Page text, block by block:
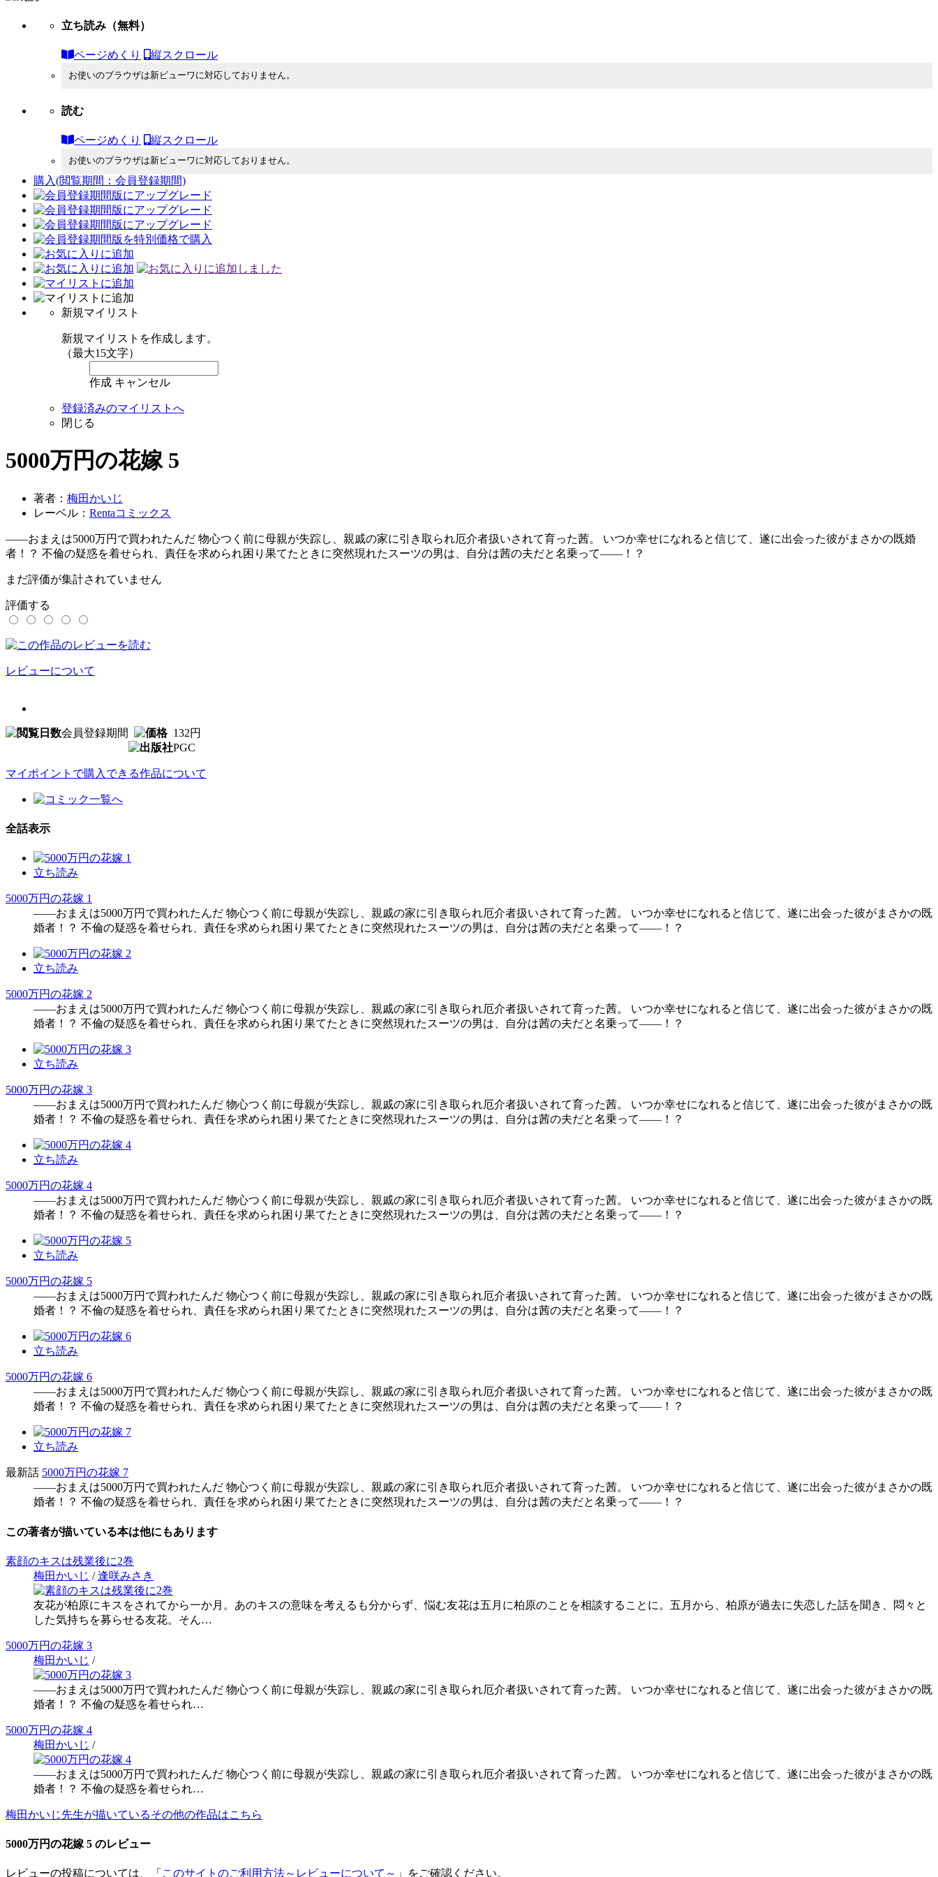
立ち読み （無料）
ページめくり 縦スクロール
お使いのブラウザは新ビューワに対応しておりません。
読む
ページめくり 縦スクロール
お使いのブラウザは新ビューワに対応しておりません。
購入(閲覧期間：会員登録期間)
新規マイリスト
新規マイリストを作成します。
（最大15文字）
作成 キャンセル
登録済みのマイリストへ
閉じる
5000万円の花嫁 5
著者： 梅田かいじ
レーベル： Rentaコミックス
――おまえは5000万円で買われたんだ 物心つく前に母親が失踪し、親戚の家に引き取られ厄介者扱いされて育った茜。 いつか幸せになれると信じて、遂に出会った彼がまさかの既婚
者！？ 不倫の疑惑を着せられ、責任を求められ困り果てたときに突然現れたスーツの男は、自分は茜の夫だと名乗って――！？
まだ評価が集計されていません
評価する
レビューについて
会員登録期間
132円
PGC
マイポイントで購入できる作品について
全話表示
立ち読み
5000万円の花嫁 1
――おまえは5000万円で買われたんだ 物心つく前に母親が失踪し、親戚の家に引き取られ厄介者扱いされて育った茜。 いつか幸せになれると信じて、遂に出会った彼がまさかの既
婚者！？ 不倫の疑惑を着せられ、責任を求められ困り果てたときに突然現れたスーツの男は、自分は茜の夫だと名乗って――！？
立ち読み
5000万円の花嫁 2
――おまえは5000万円で買われたんだ 物心つく前に母親が失踪し、親戚の家に引き取られ厄介者扱いされて育った茜。 いつか幸せになれると信じて、遂に出会った彼がまさかの既
婚者！？ 不倫の疑惑を着せられ、責任を求められ困り果てたときに突然現れたスーツの男は、自分は茜の夫だと名乗って――！？
立ち読み
5000万円の花嫁 3
――おまえは5000万円で買われたんだ 物心つく前に母親が失踪し、親戚の家に引き取られ厄介者扱いされて育った茜。 いつか幸せになれると信じて、遂に出会った彼がまさかの既
婚者！？ 不倫の疑惑を着せられ、責任を求められ困り果てたときに突然現れたスーツの男は、自分は茜の夫だと名乗って――！？
立ち読み
5000万円の花嫁 4
――おまえは5000万円で買われたんだ 物心つく前に母親が失踪し、親戚の家に引き取られ厄介者扱いされて育った茜。 いつか幸せになれると信じて、遂に出会った彼がまさかの既
婚者！？ 不倫の疑惑を着せられ、責任を求められ困り果てたときに突然現れたスーツの男は、自分は茜の夫だと名乗って――！？
立ち読み
5000万円の花嫁 5
――おまえは5000万円で買われたんだ 物心つく前に母親が失踪し、親戚の家に引き取られ厄介者扱いされて育った茜。 いつか幸せになれると信じて、遂に出会った彼がまさかの既
婚者！？ 不倫の疑惑を着せられ、責任を求められ困り果てたときに突然現れたスーツの男は、自分は茜の夫だと名乗って――！？
立ち読み
5000万円の花嫁 6
――おまえは5000万円で買われたんだ 物心つく前に母親が失踪し、親戚の家に引き取られ厄介者扱いされて育った茜。 いつか幸せになれると信じて、遂に出会った彼がまさかの既
婚者！？ 不倫の疑惑を着せられ、責任を求められ困り果てたときに突然現れたスーツの男は、自分は茜の夫だと名乗って――！？
立ち読み
最新話 5000万円の花嫁 7
――おまえは5000万円で買われたんだ 物心つく前に母親が失踪し、親戚の家に引き取られ厄介者扱いされて育った茜。 いつか幸せになれると信じて、遂に出会った彼がまさかの既
婚者！？ 不倫の疑惑を着せられ、責任を求められ困り果てたときに突然現れたスーツの男は、自分は茜の夫だと名乗って――！？
この著者が描いている本は他にもあります
素顔のキスは残業後に2巻
梅田かいじ /逢咲みさき
友花が柏原にキスをされてから一か月。あのキスの意味を考えるも分からず、悩む友花は五月に柏原のことを相談することに。五月から、柏原が過去に失恋した話を聞き、悶々と
した気持ちを募らせる友花。そん…
5000万円の花嫁 3
梅田かいじ /
――おまえは5000万円で買われたんだ 物心つく前に母親が失踪し、親戚の家に引き取られ厄介者扱いされて育った茜。 いつか幸せになれると信じて、遂に出会った彼がまさかの既
婚者！？ 不倫の疑惑を着せられ…
5000万円の花嫁 4
梅田かいじ /
――おまえは5000万円で買われたんだ 物心つく前に母親が失踪し、親戚の家に引き取られ厄介者扱いされて育った茜。 いつか幸せになれると信じて、遂に出会った彼がまさかの既
婚者！？ 不倫の疑惑を着せられ…
梅田かいじ先生が描いているその他の作品はこちら
5000万円の花嫁 5 のレビュー
レビューの投稿については、「 このサイトのご利用方法～レビューについて～ 」をご確認ください。